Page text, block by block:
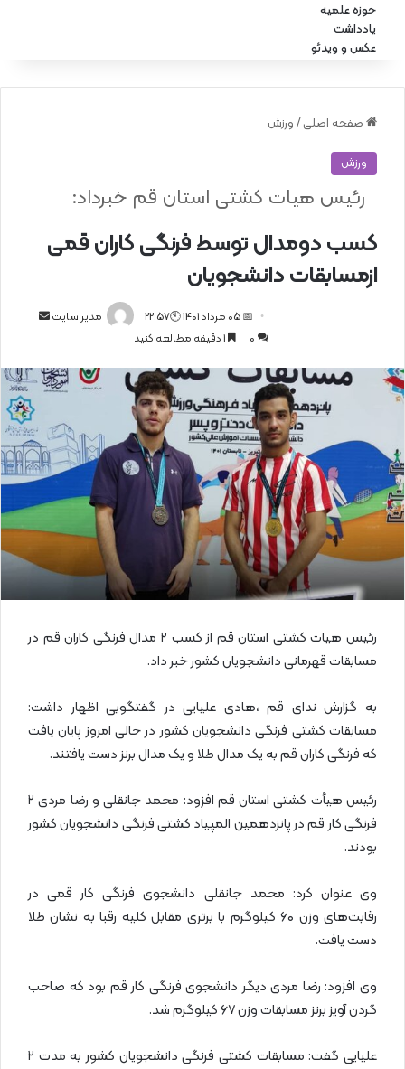
حوزه علمیه
یادداشت
عکس و ویدئو
صفحه اصلی / ورزش
ورزش
کسب دومدال توسط فرنگی کاران قمی
ازمسابقات دانشجویان
رئیس هیات کشتی استان قم خبرداد:
مدیر سایت
ا
ل
ا
ی
م
ل
📅 05 مرداد 1401 🕙22:57
0
رئیس هیات کشتی استان قم از کسب ۲ مدال فرنگی کاران قم در
مسابقات قهرمانی دانشجویان کشور خبر داد.
به گزارش ندای قم ،هادی علیایی در گفتگویی اظهار داشت:
مسابقات کشتی فرنگی دانشجویان کشور در حالی امروز پایان یافت
که فرنگی کاران قم به یک مدال طلا و یک مدال برنز دست یافتند.
رئیس هیأت کشتی استان قم افزود: محمد جانقلی و رضا مردی ۲
فرنگی کار قم در پانزدهمین المپیاد کشتی فرنگی دانشجویان کشور
بودند.
وی عنوان کرد: محمد جانقلی دانشجوی فرنگی کار قمی در
رقابت‌های وزن ۶۰ کیلوگرم با برتری مقابل کلیه رقبا به نشان طلا
دست یافت.
وی افزود: رضا مردی دیگر دانشجوی فرنگی کار قم بود که صاحب
گردن آویز برنز مسابقات وزن ۶۷ کیلوگرم شد.
علیایی گفت: مسابقات کشتی فرنگی دانشجویان کشور به مدت ۲